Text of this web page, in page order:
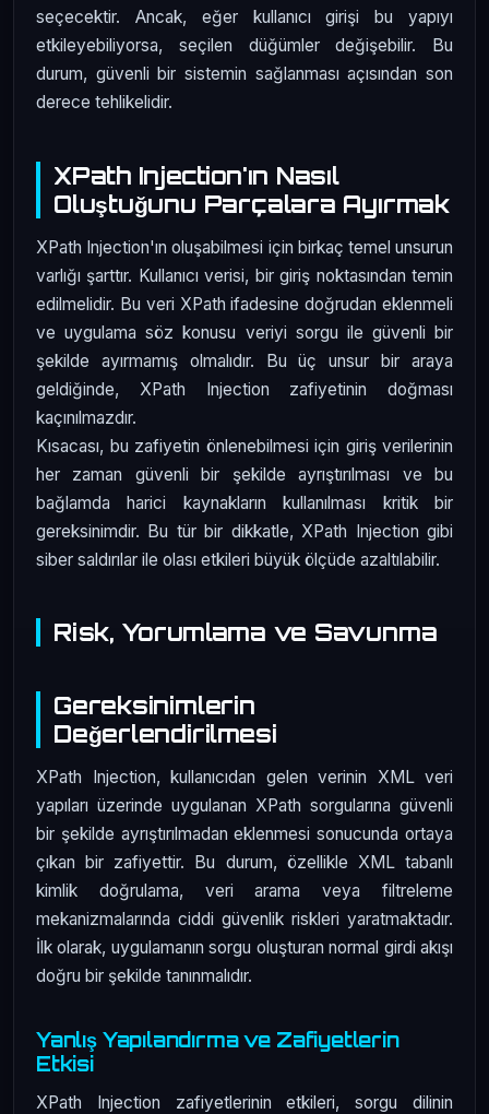
seçecektir. Ancak, eğer kullanıcı girişi bu yapıyı
etkileyebiliyorsa, seçilen düğümler değişebilir. Bu
durum, güvenli bir sistemin sağlanması açısından son
derece tehlikelidir.
XPath Injection'ın Nasıl
Oluştuğunu Parçalara Ayırmak
XPath Injection'ın oluşabilmesi için birkaç temel unsurun
varlığı şarttır. Kullanıcı verisi, bir giriş noktasından temin
edilmelidir. Bu veri XPath ifadesine doğrudan eklenmeli
ve uygulama söz konusu veriyi sorgu ile güvenli bir
şekilde ayırmamış olmalıdır. Bu üç unsur bir araya
geldiğinde, XPath Injection zafiyetinin doğması
kaçınılmazdır.
Kısacası, bu zafiyetin önlenebilmesi için giriş verilerinin
her zaman güvenli bir şekilde ayrıştırılması ve bu
bağlamda harici kaynakların kullanılması kritik bir
gereksinimdir. Bu tür bir dikkatle, XPath Injection gibi
siber saldırılar ile olası etkileri büyük ölçüde azaltılabilir.
Risk, Yorumlama ve Savunma
Gereksinimlerin
Değerlendirilmesi
XPath Injection, kullanıcıdan gelen verinin XML veri
yapıları üzerinde uygulanan XPath sorgularına güvenli
bir şekilde ayrıştırılmadan eklenmesi sonucunda ortaya
çıkan bir zafiyettir. Bu durum, özellikle XML tabanlı
kimlik doğrulama, veri arama veya filtreleme
mekanizmalarında ciddi güvenlik riskleri yaratmaktadır.
İlk olarak, uygulamanın sorgu oluşturan normal girdi akışı
doğru bir şekilde tanınmalıdır.
Yanlış Yapılandırma ve Zafiyetlerin
Etkisi
XPath Injection zafiyetlerinin etkileri, sorgu dilinin